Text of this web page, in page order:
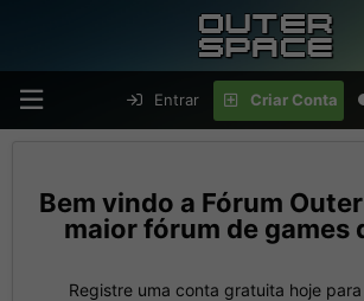
Entrar Criar Conta
Fórum
maior fórum de games
Registre uma conta gratuita hoje